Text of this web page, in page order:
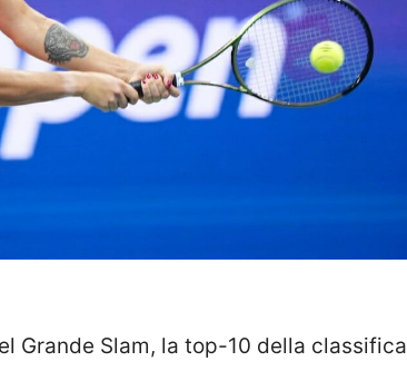
Grande Slam, la top-10 della classifica